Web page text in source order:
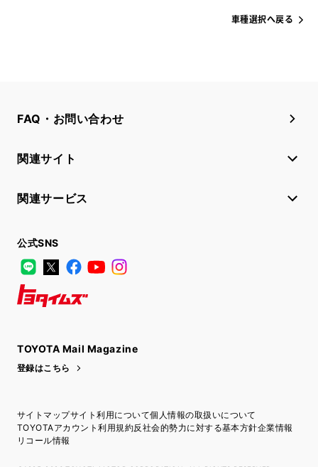
車種選択へ戻る
FAQ・お問い合わせ
関連サイト
関連サービス
公式SNS
LINE
X FacebookYouTube
TOYOTA Mail Magazine
登録はこちら
サイトマップサイト利用について個人情報の取扱いについて
TOYOTAアカウント利用規約反社会的勢力に対する基本方針企業情報
リコール情報